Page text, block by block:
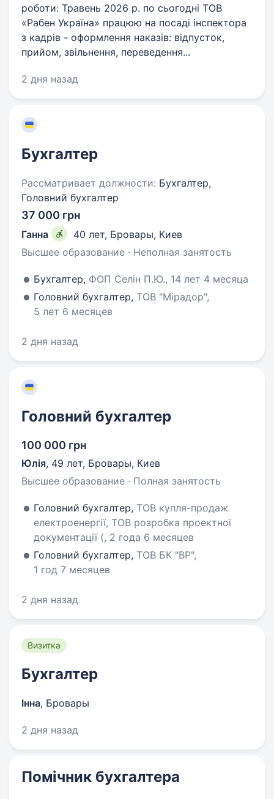
роботи: Травень 2026 р. по сьогодні ТОВ
«Рабен Україна» працюю на посаді інспектора
з кадрів - оформлення наказів: відпусток,
прийом, звільнення, переведення...
2 дня назад
Бухгалтер
Рассматривает должности: Бухгалтер,
Головний бухгалтер
37 000 грн
Ганна 40 лет, Бровары, Киев
Высшее образование · Неполная занятость
Бухгалтер, ФОП Селін П.Ю., 14 лет 4 месяца
Головний бухгалтер, ТОВ "Мірадор",
5 лет 6 месяцев
2 дня назад
Головний бухгалтер
100 000 грн
Юлія, 49 лет, Бровары, Киев
Высшее образование · Полная занятость
Головний бухгалтер, ТОВ купля-продаж
електроенергії, ТОВ розробка проектної
документації (, 2 года 6 месяцев
Головний бухгалтер, ТОВ БК "ВР",
1 год 7 месяцев
2 дня назад
Визитка
Бухгалтер
Інна, Бровары
2 дня назад
Помічник бухгалтера